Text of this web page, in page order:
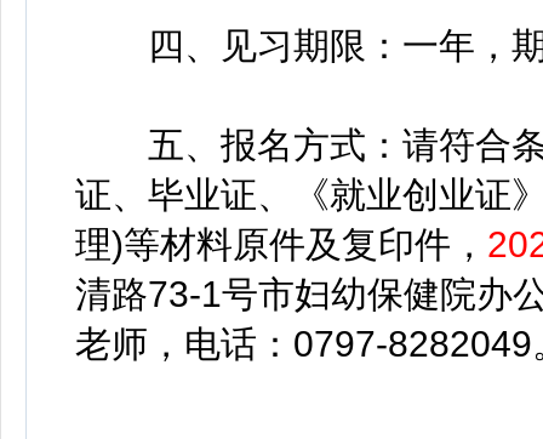
四、见习期限：一年，期
五、报名方式：请符合条
证、毕业证、《就业创业证
理)等材料原件及复印件，
清路73-1号市妇幼保健院办
老师，电话：0797-8282049